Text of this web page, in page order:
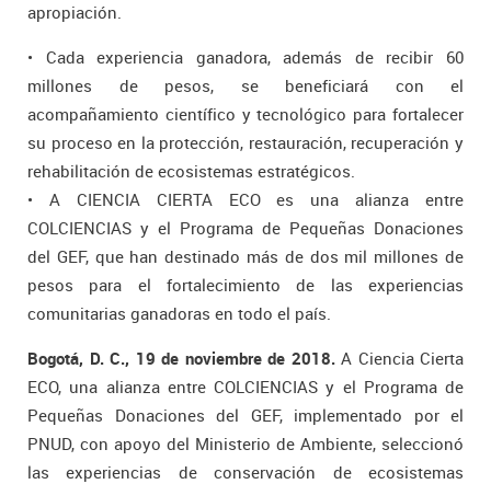
apropiación.
• Cada experiencia ganadora, además de recibir 60
millones de pesos, se beneficiará con el
acompañamiento científico y tecnológico para fortalecer
su proceso en la protección, restauración, recuperación y
rehabilitación de ecosistemas estratégicos.
• A CIENCIA CIERTA ECO es una alianza entre
COLCIENCIAS y el Programa de Pequeñas Donaciones
del GEF, que han destinado más de dos mil millones de
pesos para el fortalecimiento de las experiencias
comunitarias ganadoras en todo el país.
Bogotá, D. C., 19 de noviembre de 2018.A Ciencia Cierta
ECO, una alianza entre COLCIENCIAS y el Programa de
Pequeñas Donaciones del GEF, implementado por el
PNUD, con apoyo del Ministerio de Ambiente, seleccionó
las experiencias de conservación de ecosistemas